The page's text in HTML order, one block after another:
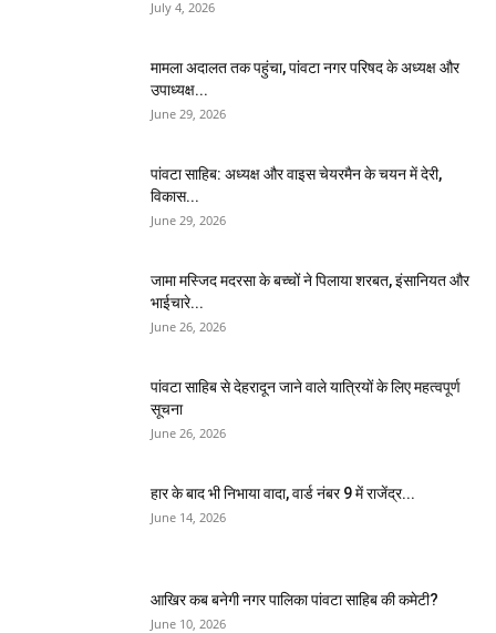
July 4, 2026
मामला अदालत तक पहुंचा, पांवटा नगर परिषद के अध्यक्ष और
उपाध्यक्ष...
June 29, 2026
पांवटा साहिब: अध्यक्ष और वाइस चेयरमैन के चयन में देरी,
विकास...
June 29, 2026
जामा मस्जिद मदरसा के बच्चों ने पिलाया शरबत, इंसानियत और
भाईचारे...
June 26, 2026
पांवटा साहिब से देहरादून जाने वाले यात्रियों के लिए महत्वपूर्ण
सूचना
June 26, 2026
हार के बाद भी निभाया वादा, वार्ड नंबर 9 में राजेंद्र...
June 14, 2026
आखिर कब बनेगी नगर पालिका पांवटा साहिब की कमेटी?
June 10, 2026